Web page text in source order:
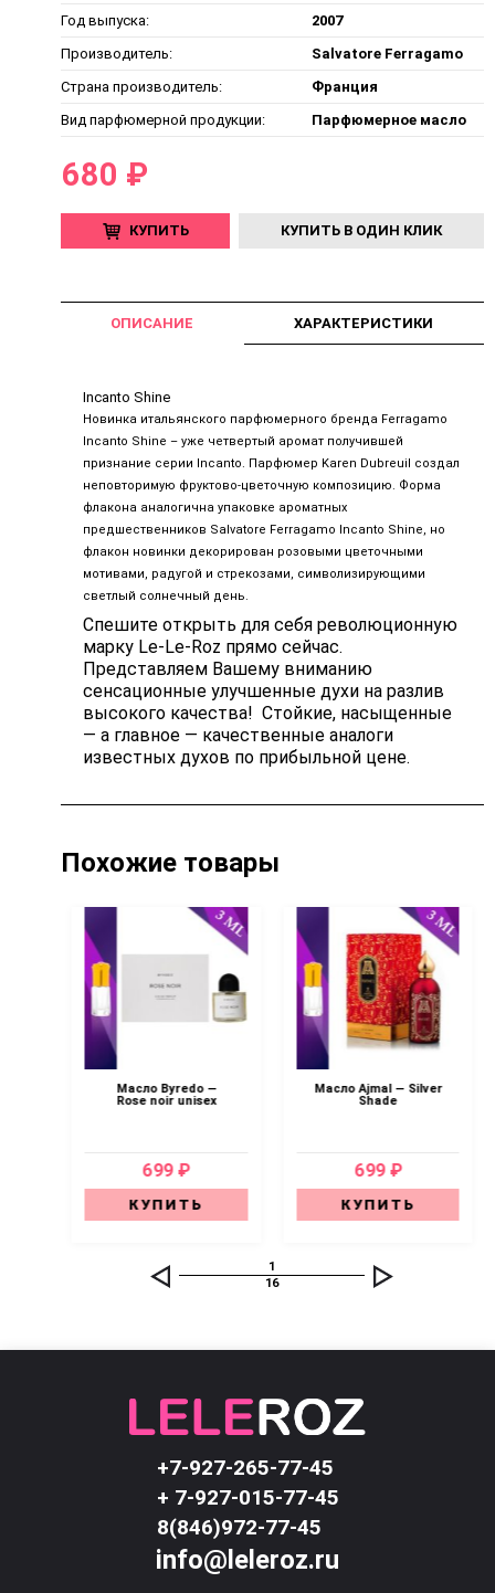
Год выпуска:
2007
Производитель:
Salvatore Ferragamo
Страна производитель:
Франция
Вид парфюмерной продукции:
Парфюмерное масло
680 ₽
КУПИТЬ КУПИТЬ В ОДИН КЛИК
ОПИСАНИЕ ХАРАКТЕРИСТИКИ
Incanto Shine
Новинка итальянского парфюмерного бренда Ferragamo
Incanto Shine – уже четвертый аромат получившей
признание серии Incanto. Парфюмер Karen Dubreuil создал
неповторимую фруктово-цветочную композицию. Форма
флакона аналогична упаковке ароматных
предшественников Salvatore Ferragamo Incanto Shine, но
флакон новинки декорирован розовыми цветочными
мотивами, радугой и стрекозами, символизирующими
светлый солнечный день.
Спешите открыть для себя революционную
марку Le-Le-Roz прямо сейчас.
Представляем Вашему вниманию
сенсационные улучшенные духи на разлив
высокого качества! Стойкие, насыщенные
— а главное — качественные аналоги
известных духов по прибыльной цене.
Похожие товары
Масло Byredo —
Rose noir unisex
699 ₽
КУПИТЬ
Масло Ajmal — Silver
Shade
699 ₽
КУПИТЬ
1
16
+7-927-265-77-45
+ 7-927-015-77-45
8(846)972-77-45
info@leleroz.ru